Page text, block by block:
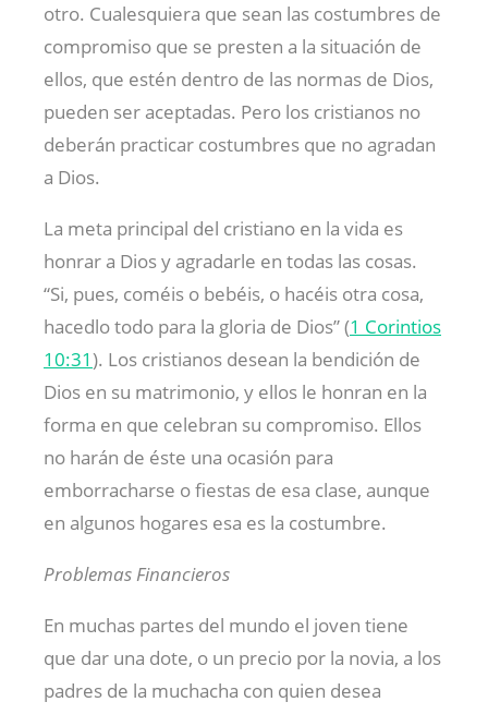
otro. Cualesquiera que sean las costumbres de
compromiso que se presten a la situación de
ellos, que estén dentro de las normas de Dios,
pueden ser aceptadas. Pero los cristianos no
deberán practicar costumbres que no agradan
a Dios.
La meta principal del cristiano en la vida es
honrar a Dios y agradarle en todas las cosas.
“Si, pues, coméis o bebéis, o hacéis otra cosa,
hacedlo todo para la gloria de Dios” (1 Corintios
10:31). Los cristianos desean la bendición de
Dios en su matrimonio, y ellos le honran en la
forma en que celebran su compromiso. Ellos
no harán de éste una ocasión para
emborracharse o fiestas de esa clase, aunque
en algunos hogares esa es la costumbre.
Problemas Financieros
En muchas partes del mundo el joven tiene
que dar una dote, o un precio por la novia, a los
padres de la muchacha con quien desea